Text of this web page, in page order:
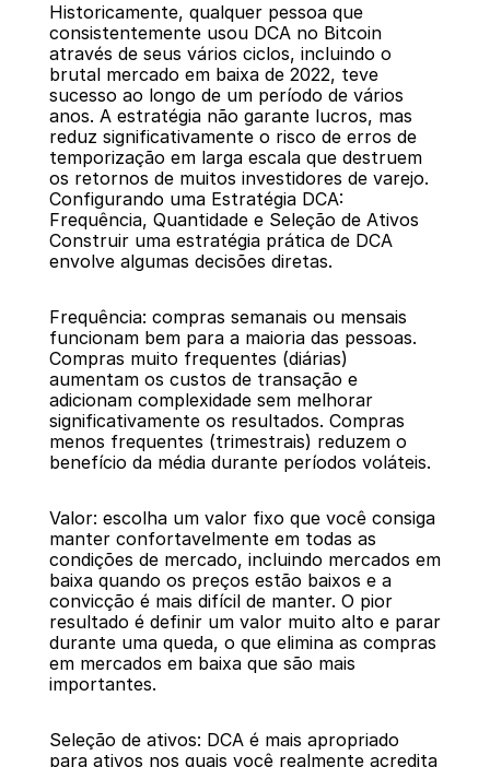
Historicamente, qualquer pessoa que
consistentemente usou DCA no Bitcoin
através de seus vários ciclos, incluindo o
brutal mercado em baixa de 2022, teve
sucesso ao longo de um período de vários
anos. A estratégia não garante lucros, mas
reduz significativamente o risco de erros de
temporização em larga escala que destruem
os retornos de muitos investidores de varejo.
Configurando uma Estratégia DCA:
Frequência, Quantidade e Seleção de Ativos
Construir uma estratégia prática de DCA
envolve algumas decisões diretas.
Frequência: compras semanais ou mensais
funcionam bem para a maioria das pessoas.
Compras muito frequentes (diárias)
aumentam os custos de transação e
adicionam complexidade sem melhorar
significativamente os resultados. Compras
menos frequentes (trimestrais) reduzem o
benefício da média durante períodos voláteis.
Valor: escolha um valor fixo que você consiga
manter confortavelmente em todas as
condições de mercado, incluindo mercados em
baixa quando os preços estão baixos e a
convicção é mais difícil de manter. O pior
resultado é definir um valor muito alto e parar
durante uma queda, o que elimina as compras
em mercados em baixa que são mais
importantes.
Seleção de ativos: DCA é mais apropriado
para ativos nos quais você realmente acredita